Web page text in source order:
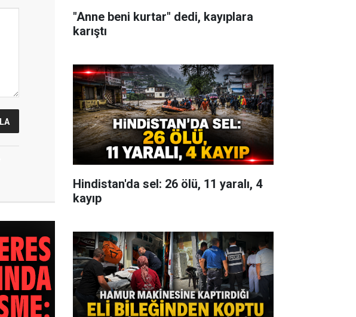
"Anne beni kurtar" dedi, kayıplara
karıştı
Hindistan'da sel: 26 ölü, 11 yaralı, 4
kayıp